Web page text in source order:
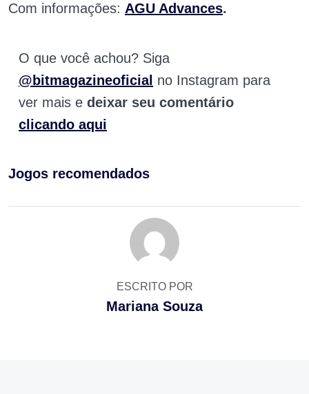
Com informações: AGU Advances.
O que você achou? Siga
@bitmagazineoficial no Instagram para
ver mais e deixar seu comentário
clicando aqui
Jogos recomendados
ESCRITO POR
Mariana Souza